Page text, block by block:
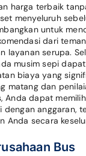
harga terbaik
menyeluruh
untuk
dari
layanan serupa.
musim sepi
biaya yang
matang dan
Anda dapat
dengan anggaran,
Anda secara
Bus